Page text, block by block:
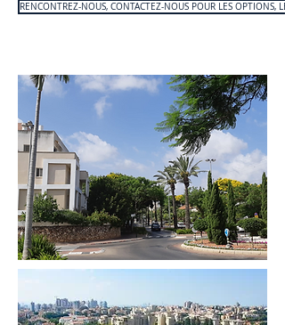
RENCONTREZ-NOUS, CONTACTEZ-NOUS POUR LES OPTIONS,